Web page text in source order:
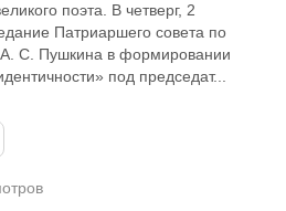
поэта. В четверг, 2
Патриаршего совета по
А. С. Пушкина в формировании
под председат...